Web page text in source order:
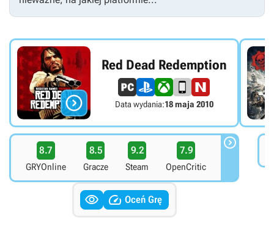

Red Dead Redemption
Data wydania:18 maja 2010
8.7
GRYOnline
8.5
Gracze
9.2
Steam
7.9
OpenCritic

  Oceń Grę